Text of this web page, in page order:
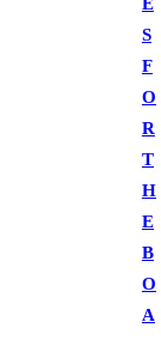
S
F
O
R
T
H
E
B
O
A